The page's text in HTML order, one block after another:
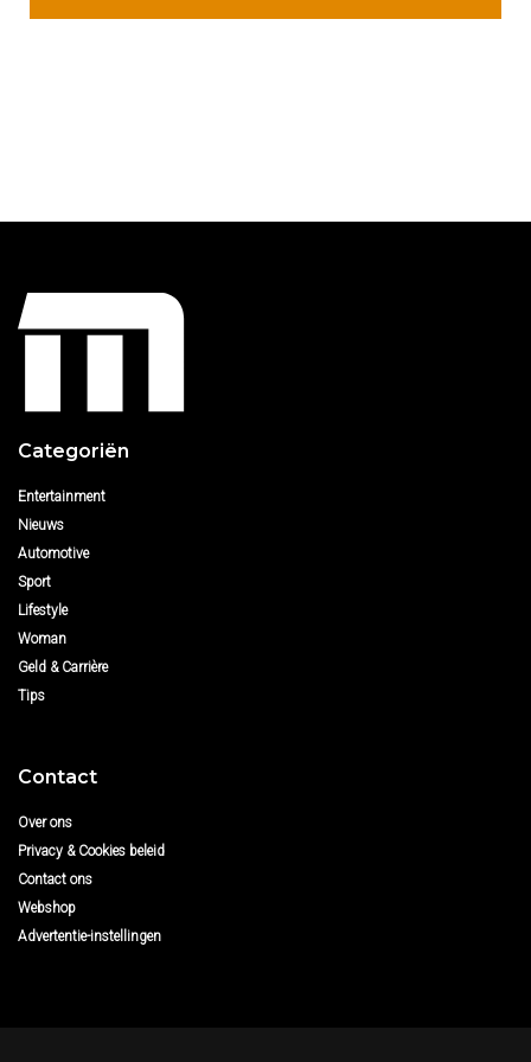
Categoriën
Entertainment
Nieuws
Automotive
Sport
Lifestyle
Woman
Geld & Carrière
Tips
Contact
Over ons
Privacy & Cookies beleid
Contact ons
Webshop
Advertentie-instellingen